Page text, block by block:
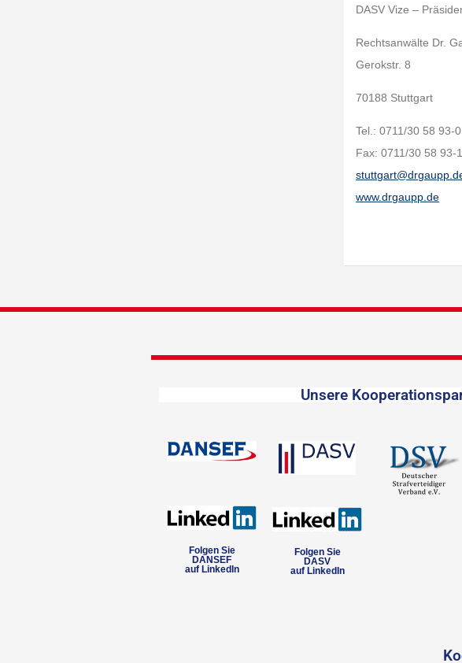
DASV Vize –
Rechtsanwälte Dr.
Gerokstr. 8
70188 Stuttgart
Tel.: 0711/30 58 93-0
Fax: 0711/30 58 93-
www.drgaupp.de
Unsere
Folgen Sie
DANSEF
auf LinkedIn
Folgen Sie
DASV
auf LinkedIn